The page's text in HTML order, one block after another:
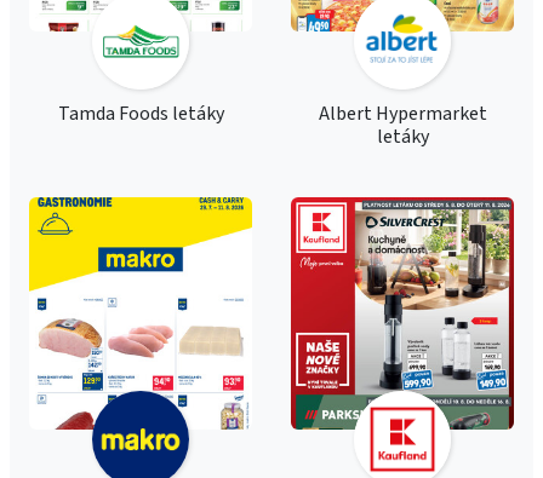
Tamda Foods letáky
Albert Hypermarket
letáky